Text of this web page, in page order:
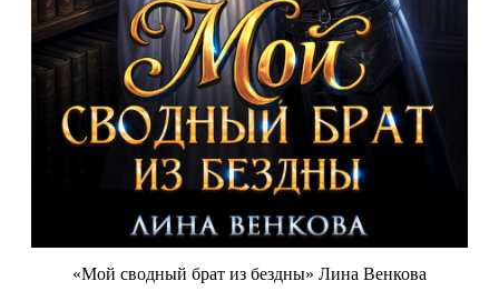
«Мой сводный брат из бездны» Лина Венкова